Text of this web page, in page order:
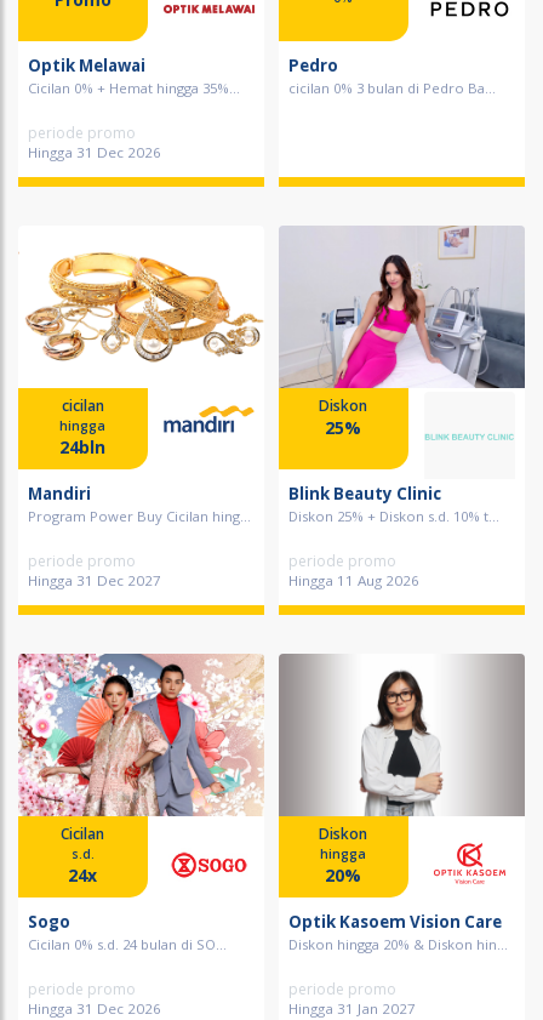
Optik Melawai
Cicilan 0% + Hemat hingga 35%...
periode promo
Hingga 31 Dec 2026
Pedro
cicilan 0% 3 bulan di Pedro Ba...
cicilan
hingga
24bln
Mandiri
Program Power Buy Cicilan hing...
periode promo
Hingga 31 Dec 2027
Diskon
25%
Blink Beauty Clinic
Diskon 25% + Diskon s.d. 10% t...
periode promo
Hingga 11 Aug 2026
Cicilan
s.d.
24x
Sogo
Cicilan 0% s.d. 24 bulan di SO...
periode promo
Hingga 31 Dec 2026
Diskon
hingga
20%
Optik Kasoem Vision Care
Diskon hingga 20% & Diskon hin...
periode promo
Hingga 31 Jan 2027